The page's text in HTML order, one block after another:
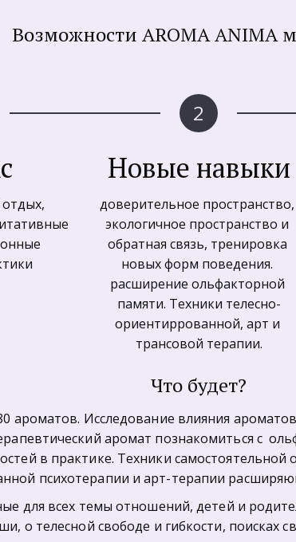
Возможности AROMA ANIMA
отдых,
Новые навыки
доверительное пространство,
экологичное пространство и
обратная связь, тренировка
новых форм поведения.
расширение ольфакторной
памяти. Техники телесно-
ориентиррованной, арт и
трансовой терапии.
Что будет?
ароматов. Исследование влияния
аромат познакомиться с
в практике. Техники
психотерапии и арт-терапии
для всех темы отношений, детей и
о телесной свободе и гибкости, поисках